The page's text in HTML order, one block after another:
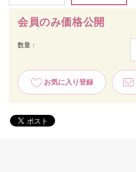
会員のみ価格公開
数量：
お気に入り登録